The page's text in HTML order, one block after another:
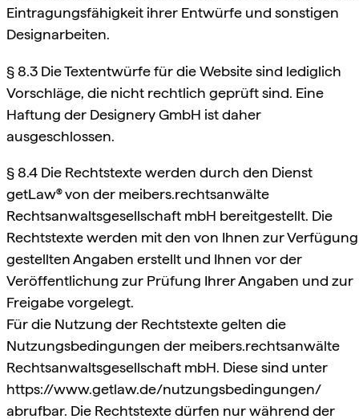
Eintragungsfähigkeit ihrer Entwürfe und sonstigen
Designarbeiten.
§ 8.3 Die Textentwürfe für die Website sind lediglich
Vorschläge, die nicht rechtlich geprüft sind. Eine
Haftung der Designery GmbH ist daher
ausgeschlossen.
§ 8.4 Die Rechtstexte werden durch den Dienst
getLaw® von der meibers.rechtsanwälte
Rechtsanwaltsgesellschaft mbH bereitgestellt. Die
Rechtstexte werden mit den von Ihnen zur Verfügung
gestellten Angaben erstellt und Ihnen vor der
Veröffentlichung zur Prüfung Ihrer Angaben und zur
Freigabe vorgelegt.
Für die Nutzung der Rechtstexte gelten die
Nutzungsbedingungen der meibers.rechtsanwälte
Rechtsanwaltsgesellschaft mbH. Diese sind unter
https://www.getlaw.de/nutzungsbedingungen/
abrufbar. Die Rechtstexte dürfen nur während der